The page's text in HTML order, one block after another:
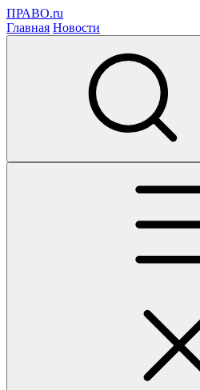
ПРАВО.ru
Главная Новости